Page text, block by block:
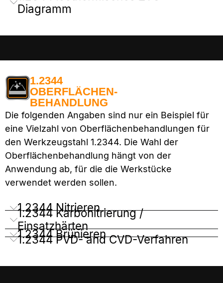
Diagramm
1.2344
OBERFLÄCHEN-
BEHANDLUNG
Die folgenden Angaben sind nur ein Beispiel für
eine Vielzahl von Oberflächenbehandlungen für
den Werkzeugstahl 1.2344. Die Wahl der
Oberflächenbehandlung hängt von der
Anwendung ab, für die die Werkstücke
verwendet werden sollen.
1.2344 Nitrieren
1.2344 Karbonitrierung /
Einsatzhärten
1.2344 Brünieren
1.2344 PVD- and CVD-Verfahren